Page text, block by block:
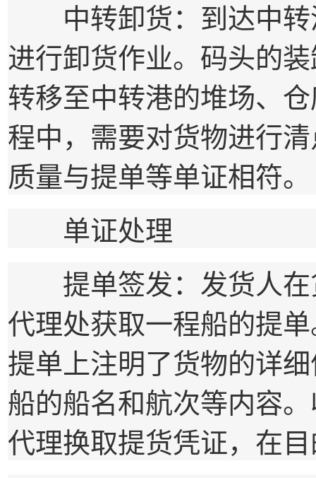
中转卸货：到达中转
进行卸货作业。码头的
转移至中转港的堆场、
程中，需要对货物进行
质量与提单等单证相符。
单证处理
提单签发：发货人在
代理处获取一程船的提
提单上注明了货物的详
船的船名和航次等内容
代理换取提货凭证，在